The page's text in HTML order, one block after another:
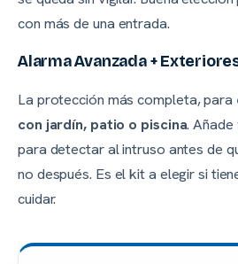
con más de una entrada.
Alarma Avanzada +
La protección más completa, para
con jardín, patio o piscina.
para detectar al intruso antes de
no después. Es el kit a elegir si
cuidar.